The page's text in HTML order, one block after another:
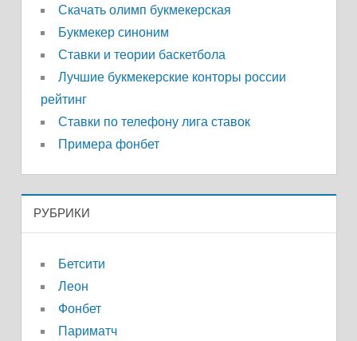
Скачать олимп букмекерская
Букмекер синоним
Ставки и теории баскетбола
Лучшие букмекерские конторы россии
рейтинг
Ставки по телефону лига ставок
Примера фонбет
РУБРИКИ
Бетсити
Леон
Фонбет
Париматч